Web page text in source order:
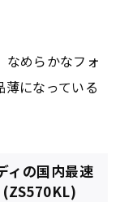
なめらかなフォ
になっている
ィの国内最速